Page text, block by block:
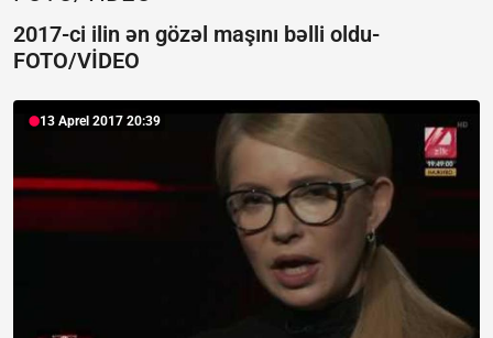
2017-ci ilin ən gözəl maşını bəlli oldu-
FOTO/VİDEO
13 Aprel 2017 20:39